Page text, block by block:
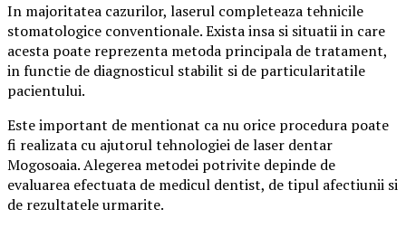
In majoritatea cazurilor, laserul completeaza tehnicile
stomatologice conventionale. Exista insa si situatii in care
acesta poate reprezenta metoda principala de tratament,
in functie de diagnosticul stabilit si de particularitatile
pacientului.
Este important de mentionat ca nu orice procedura poate
fi realizata cu ajutorul tehnologiei de laser dentar
Mogosoaia. Alegerea metodei potrivite depinde de
evaluarea efectuata de medicul dentist, de tipul afectiunii si
de rezultatele urmarite.